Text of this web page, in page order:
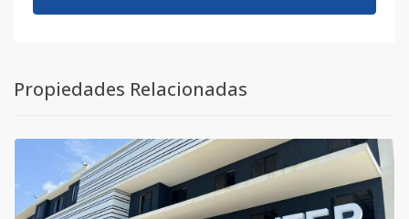
Propiedades Relacionadas